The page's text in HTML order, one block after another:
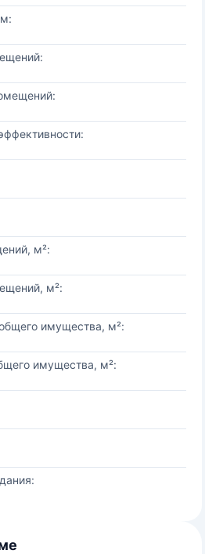
м²:
м²:
имущества, м²:
имущества, м²: